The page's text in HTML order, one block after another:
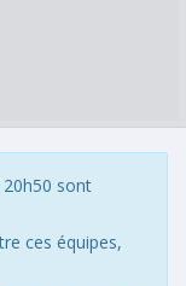
sont
ces équipes,